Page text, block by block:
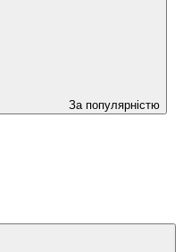
За популярністю